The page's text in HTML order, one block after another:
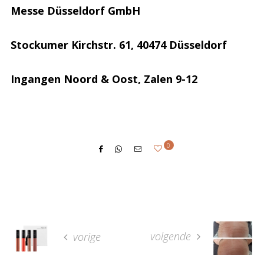
Messe Düsseldorf GmbH
Stockumer Kirchstr. 61, 40474 Düsseldorf
Ingangen Noord & Oost, Zalen 9-12
0
vorige volgende